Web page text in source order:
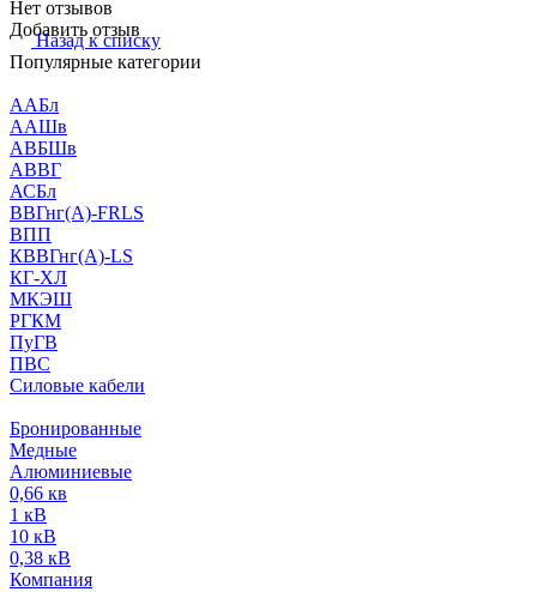
Нет отзывов
Добавить отзыв
Назад к списку
Популярные категории
ААБл
ААШв
АВБШв
АВВГ
АСБл
ВВГнг(А)-FRLS
ВПП
КВВГнг(А)-LS
КГ-ХЛ
МКЭШ
РГКМ
ПуГВ
ПВС
Силовые кабели
Бронированные
Медные
Алюминиевые
0,66 кв
1 кВ
10 кВ
0,38 кВ
Компания